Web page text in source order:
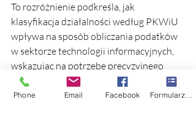
To rozróżnienie podkreśla, jak
klasyfikacja działalności według PKWiU
wpływa na sposób obliczania podatków
w sektorze technologii informacyjnych,
wskazując na potrzebę precyzyjnego
definiowania zakresu świadczonych
usług, aby prawidłowo ustalić
Phone Email Facebook Formularz kontaktowy